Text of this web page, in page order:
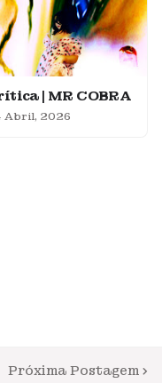
| MR COBRA
Abril, 2026
Próxima Postagem